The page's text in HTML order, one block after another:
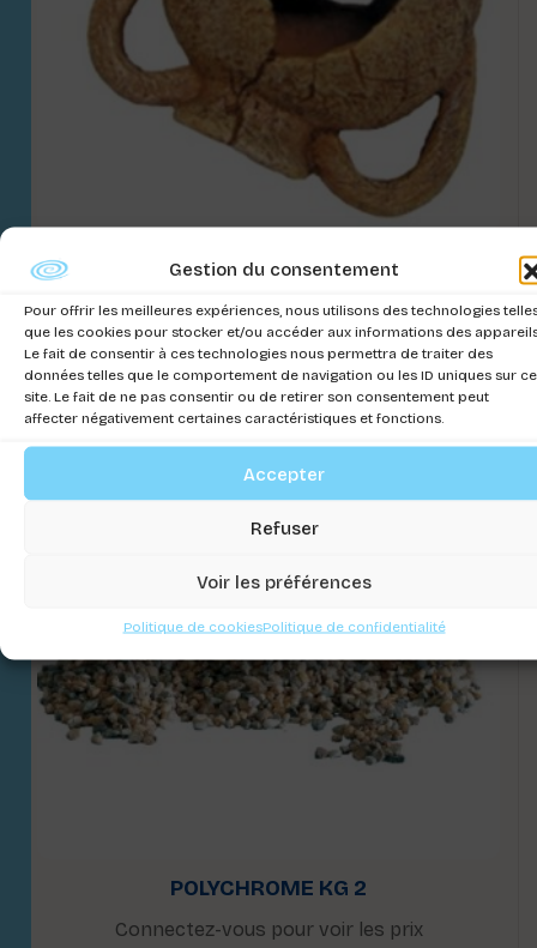
Gestion du consentement
Pour offrir les meilleures expériences, nous utilisons des technologies
que les cookies pour stocker et/ou accéder aux informations des
Le fait de consentir à ces technologies nous permettra de traiter des
données telles que le comportement de navigation ou les ID uniques sur ce
site. Le fait de ne pas consentir ou de retirer son consentement peut
affecter négativement certaines caractéristiques et fonctions.
Accepter
Refuser
Voir les préférences
Politique de cookiesPolitique de confidentialité
AMPHORE AVEC TROU L
Connectez-vous pour voir les prix
POLYCHROME KG 2
Connectez-vous pour voir les prix